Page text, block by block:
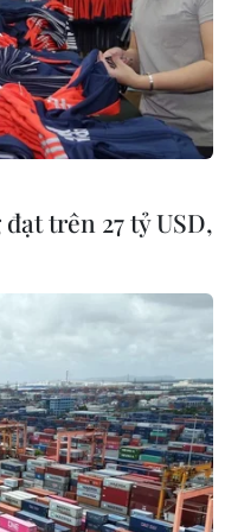
màu sắc nguyên liệu
Vietnam+)
muôn màu
trắng của bún
cánh gián của
tráng, giò lụa
trên 27 tỷ USD,